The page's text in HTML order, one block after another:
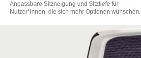
Anpassbare Sitzneigung und Sitztiefe für
Nutzer*innen, die sich mehr Optionen wünschen.